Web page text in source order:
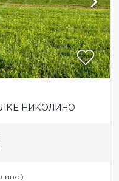
НИКОЛИНО